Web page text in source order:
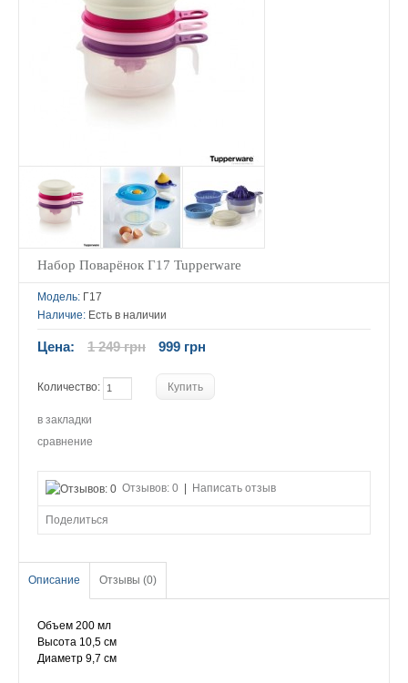
Набор Поварёнок Г17 Tupperware
Модель: Г17
Наличие: Есть в наличии
Цена: 1 249 грн 999 грн
Количество:
в закладки
сравнение
Отзывов: 0 Написать отзыв
Поделиться
Описание Отзывы (0)
Объем 200 мл
Высота 10,5 см
Диаметр 9,7 см